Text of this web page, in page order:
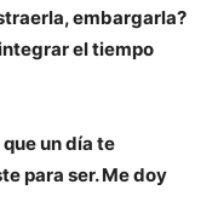
embargarla?
el tiempo
un día te
para ser. Me doy